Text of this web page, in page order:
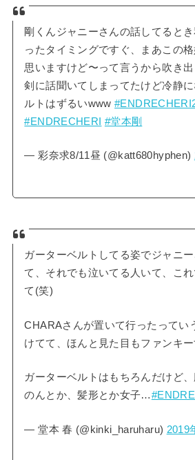
剛くんジャニーさんの話してると
ったタイミングですぐ、まあこの
思いますけど〜って言うから吹き
剣に話聞いてしまってたけど冷静
ルトはずるいwww
#ENDRECHERI
#堂本剛
— 彩奈求8/11昼 (@katt680hyphen)
ガーターベルトしてる姿でジャニ
て、それでも泣いてる人いて、こ
て(笑)
CHARAさんが置いて行ったってい
けてて、ほんと見た目もファンキー
ガーターベルトはもちろんだけど
のんとか、髪形とか女子…
— 堂本 春 (@kinki_haruharu) 2019